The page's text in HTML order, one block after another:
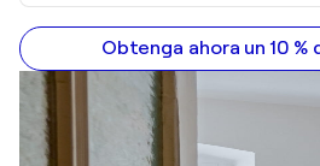
Obtenga ahora un 10